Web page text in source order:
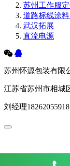
苏州工作服
道路标线涂
武汉拓展
直流电源
苏州怀源包装有限
江苏省苏州市相城
刘经理18262055918